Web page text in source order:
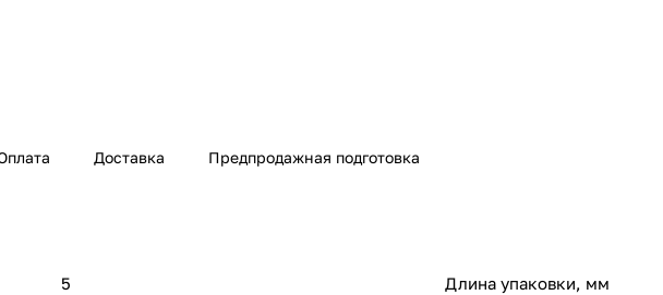
Доставка Предпродажная подготовка
5 Длина упаковки, мм